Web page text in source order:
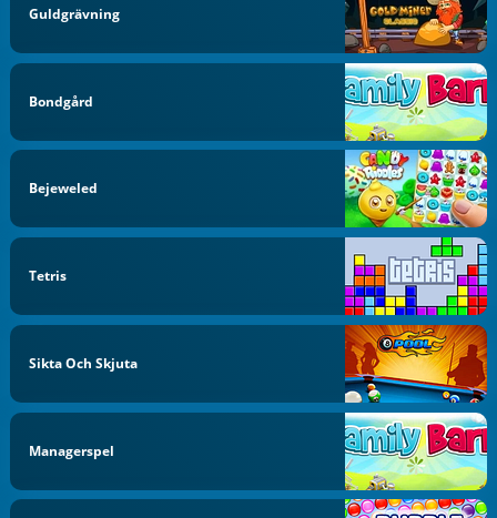
Guldgrävning
Bondgård
Bejeweled
Tetris
Sikta Och Skjuta
Managerspel